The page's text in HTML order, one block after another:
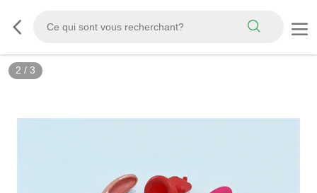
2 / 3